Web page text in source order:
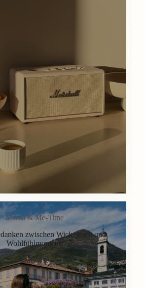
Mama & Me-Time
zwischen Wickeltisch und
Wohlfühlmoment.
Lifestyle